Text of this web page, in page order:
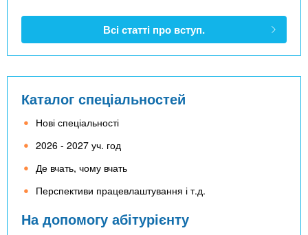
Всі статті про вступ.
Каталог спеціальностей
Нові спеціальності
2026 - 2027 уч. год
Де вчать, чому вчать
Перспективи працевлаштування і т.д.
На допомогу абітурієнту